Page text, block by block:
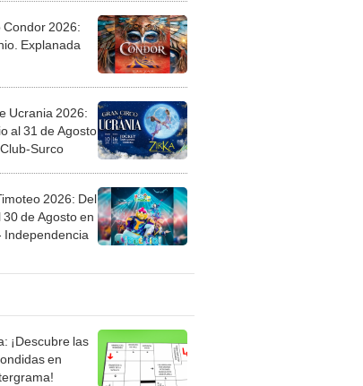
2026:
Explanada
Ucrania 2026:
al 31 de Agosto
Surco
2026: Del
30 de Agosto en
Independencia
¡Descubre las
en